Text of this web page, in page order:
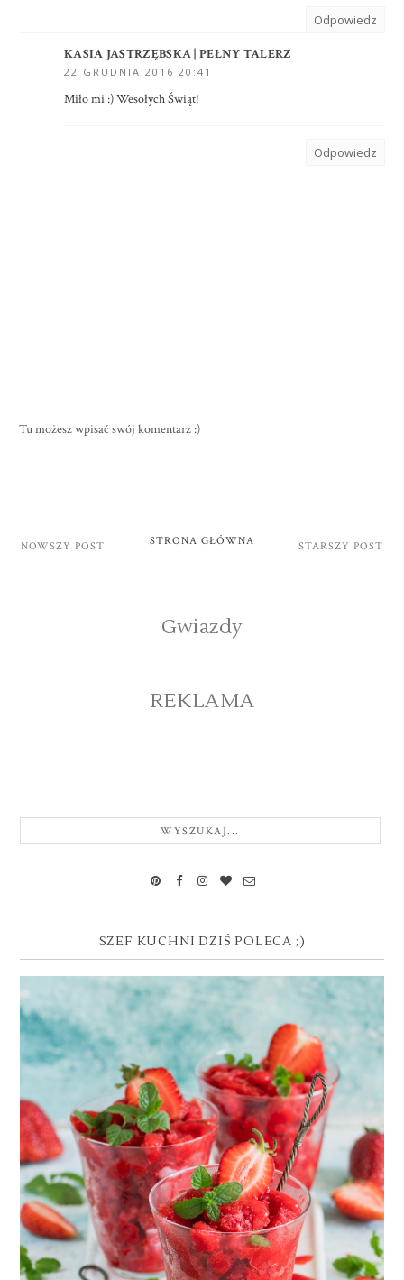
Odpowiedz
KASIA JASTRZĘBSKA | PEŁNY TALERZ
22 GRUDNIA 2016 20:41
Miło mi :) Wesołych Świąt!
Odpowiedz
Tu możesz wpisać swój komentarz :)
NOWSZY POST STARSZY POST
STRONA GŁÓWNA
Gwiazdy
REKLAMA
SZEF KUCHNI DZIŚ POLECA ;)
GRANITA TRUSKAWKOWA